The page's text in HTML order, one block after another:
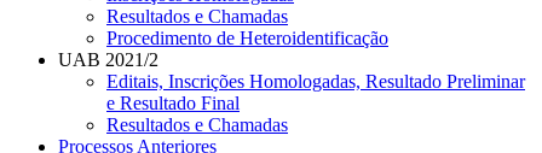
Resultados e Chamadas
Procedimento de Heteroidentificação
UAB 2021/2
Editais, Inscrições Homologadas, Resultado Preliminar
e Resultado Final
Resultados e Chamadas
Processos Anteriores